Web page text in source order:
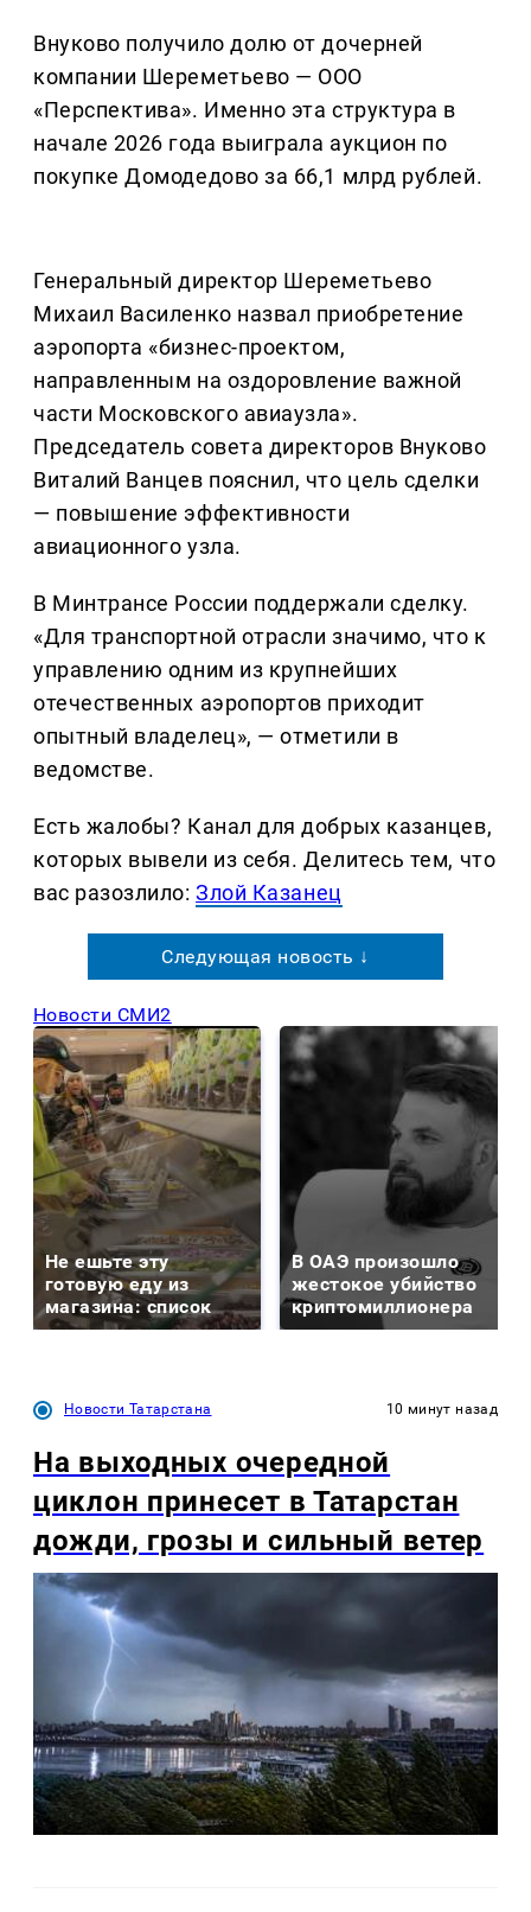
Внуково получило долю от дочерней
компании Шереметьево — ООО
«Перспектива». Именно эта структура в
начале 2026 года выиграла аукцион по
покупке Домодедово за 66,1 млрд рублей.
Генеральный директор Шереметьево
Михаил Василенко назвал приобретение
аэропорта «бизнес-проектом,
направленным на оздоровление важной
части Московского авиаузла».
Председатель совета директоров Внуково
Виталий Ванцев пояснил, что цель сделки
— повышение эффективности
авиационного узла.
В Минтрансе России поддержали сделку.
«Для транспортной отрасли значимо, что к
управлению одним из крупнейших
отечественных аэропортов приходит
опытный владелец», — отметили в
ведомстве.
Есть жалобы? Канал для добрых казанцев,
которых вывели из себя. Делитеcь тем, что
вас разозлило:Злой Казанец
Следующая новость ↓
Новости СМИ2
Не ешьте эту
готовую еду из
магазина: список
В ОАЭ произошло
жестокое убийство
криптомиллионера
Новости Татарстана 10 минут назад
На выходных очередной
циклон принесет в Татарстан
дожди, грозы и сильный ветер